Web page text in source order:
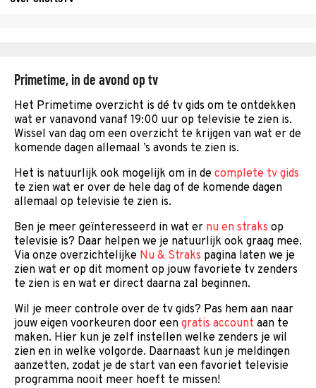
Primetime, in de avond op tv
Het Primetime overzicht is dé tv gids om te ontdekken
wat er vanavond vanaf 19:00 uur op televisie te zien is.
Wissel van dag om een overzicht te krijgen van wat er de
komende dagen allemaal ’s avonds te zien is.
Het is natuurlijk ook mogelijk om in de complete tv gids
te zien wat er over de hele dag of de komende dagen
allemaal op televisie te zien is.
Ben je meer geïnteresseerd in wat er nu en straks op
televisie is? Daar helpen we je natuurlijk ook graag mee.
Via onze overzichtelijke Nu & Straks pagina laten we je
zien wat er op dit moment op jouw favoriete tv zenders
te zien is en wat er direct daarna zal beginnen.
Wil je meer controle over de tv gids? Pas hem aan naar
jouw eigen voorkeuren door een gratis account aan te
maken. Hier kun je zelf instellen welke zenders je wil
zien en in welke volgorde. Daarnaast kun je meldingen
aanzetten, zodat je de start van een favoriet televisie
programma nooit meer hoeft te missen!